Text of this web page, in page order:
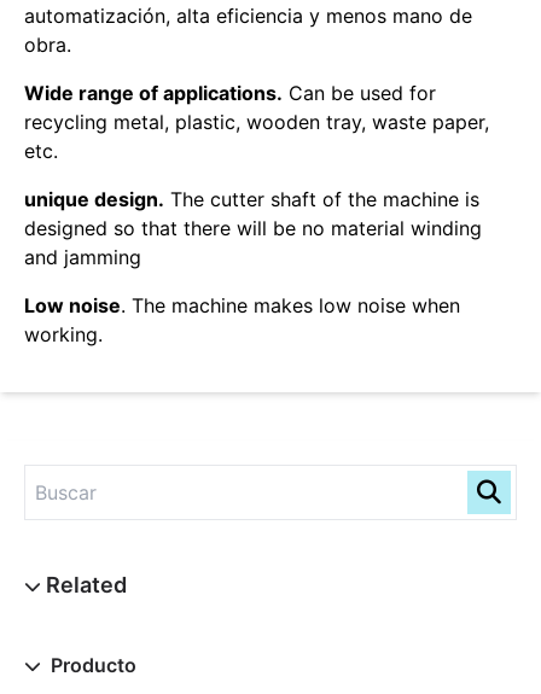
automatización, alta eficiencia y menos mano de
obra.
Wide range of applications. Can be used for
recycling metal, plastic, wooden tray, waste paper,
etc.
unique design. The cutter shaft of the machine is
designed so that there will be no material winding
and jamming
Low noise. The machine makes low noise when
working.
Producto